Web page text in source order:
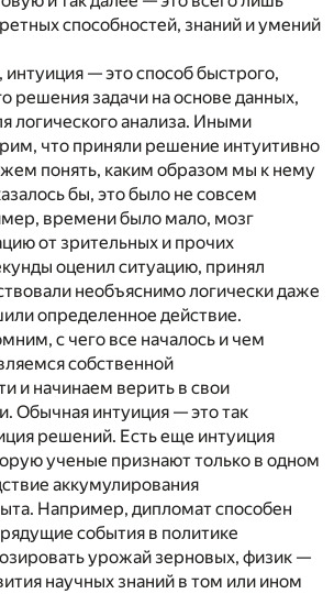
способностей, знаний и умений
интуиция — это способ быстрого,
решения задачи на основе данных,
логического анализа. Иными
что приняли решение интуитивно
понять, каким образом мы к нему
бы, это было не совсем
времени было мало, мозг
от зрительных и прочих
оценил ситуацию, принял
необъяснимо логически даже
определенное действие.
с чего все началось и чем
собственной
и начинаем верить в свои
Обычная интуиция — это так
решений. Есть еще интуиция
ученые признают только в одном
аккумулирования
Например, дипломат способен
события в политике
урожай зерновых, физик —
научных знаний в том или ином